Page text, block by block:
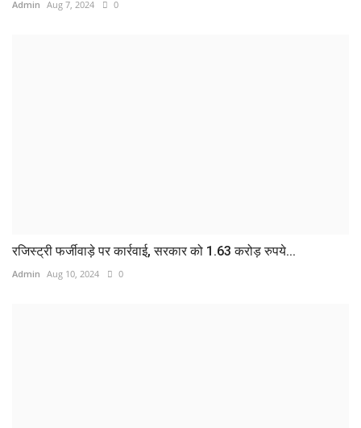
Admin Aug 7, 2024 0
रजिस्ट्री फर्जीवाड़े पर कार्रवाई, सरकार को 1.63 करोड़ रुपये...
Admin Aug 10, 2024 0